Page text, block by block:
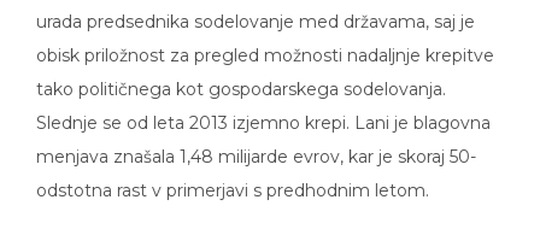
urada predsednika sodelovanje med državama, saj je
obisk priložnost za pregled možnosti nadaljnje krepitve
tako političnega kot gospodarskega sodelovanja.
Slednje se od leta 2013 izjemno krepi. Lani je blagovna
menjava znašala 1,48 milijarde evrov, kar je skoraj 50-
odstotna rast v primerjavi s predhodnim letom.